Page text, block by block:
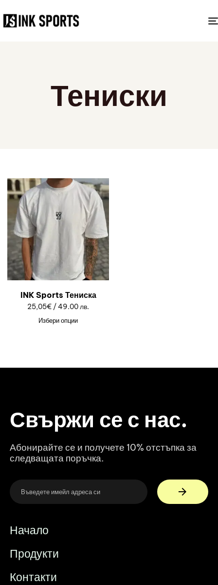
Тениски
INK Sports Тениска
25,05€ / 49.00 лв.
Избери опции
Свържи се с нас.
Абонирайте се и получете 10% отстъпка за
следващата поръчка.
Начало
Продукти
Контакти